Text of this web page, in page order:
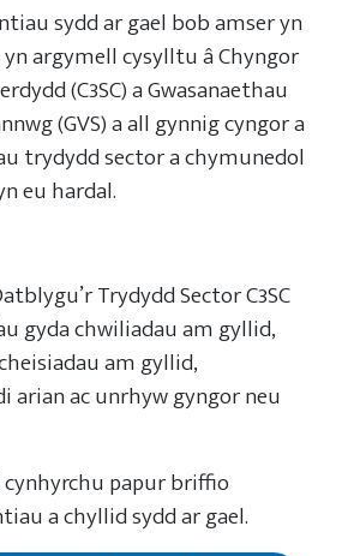
sydd ar gael bob amser yn
argymell cysylltu â Chyngor
(C3SC) a Gwasanaethau
(GVS) a all gynnig cyngor a
trydydd sector a chymunedol
eu hardal.
Trydydd Sector C3SC
gyda chwiliadau am gyllid,
am gyllid,
arian ac unrhyw gyngor neu
papur briffio
a chyllid sydd ar gael.